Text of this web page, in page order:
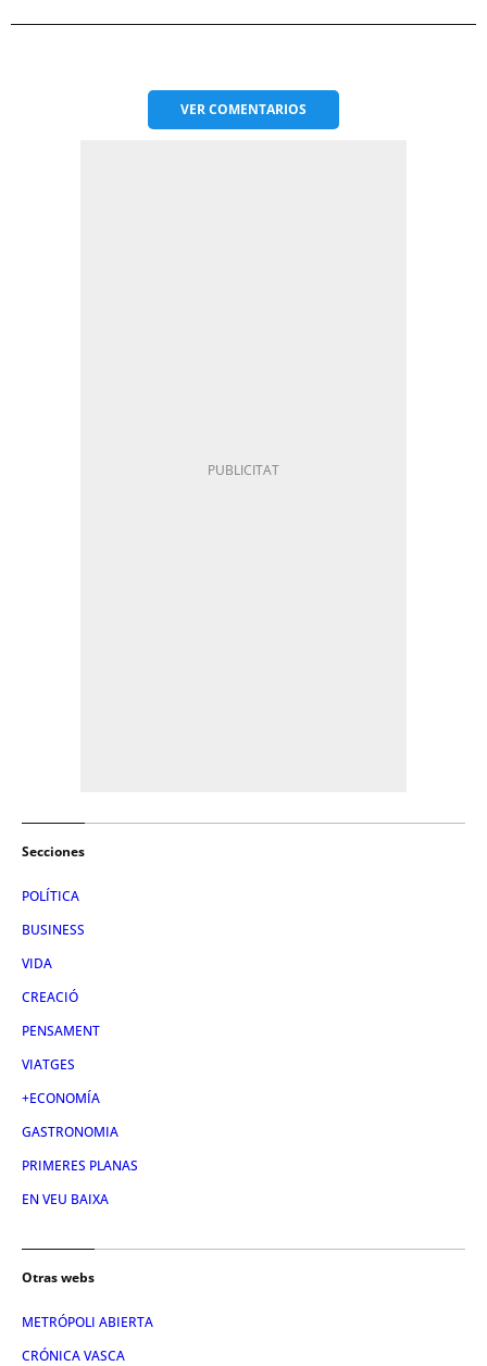
VERCOMENTARIOS
Secciones
POLÍTICA
BUSINESS
VIDA
CREACIÓ
PENSAMENT
VIATGES
+ECONOMÍA
GASTRONOMIA
PRIMERES PLANAS
EN VEU BAIXA
Otras webs
METRÓPOLI ABIERTA
CRÓNICA VASCA